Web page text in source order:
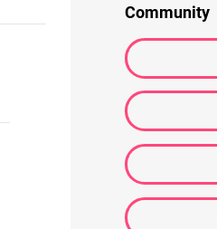
Community